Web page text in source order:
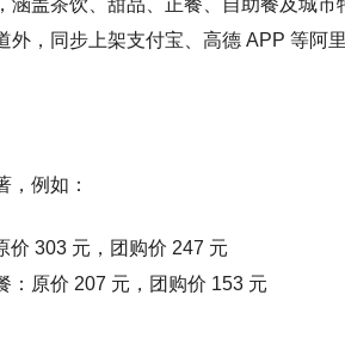
涵盖茶饮、甜品、正餐、自助餐及城市
外，同步上架支付宝、高德 APP 等阿
，例如：
价 303 元，团购价 247 元
：原价 207 元，团购价 153 元